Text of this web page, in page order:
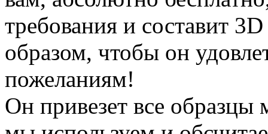
требования и составит
образом, чтобы он
пожеланиям!
Он привезет все образцы